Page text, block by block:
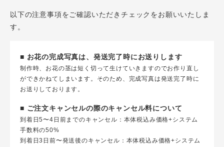
以下の注意事項をご確認いただきチェックをお願いいたしま
す。
■ お花の完成写真は、発送完了時にお送りします
制作時、お花の茎は短く切って生けていきますのでお作り直し
ができかねてしまいます。そのため、完成写真は発送完了時に
お送りしております。
■ ご注文キャンセルの際のキャンセル料について
到着日5〜4日前までのキャンセル：本体税込み価格+システム
手数料の50%
到着日3日前〜発送後のキャンセル：本体税込み価格+システム